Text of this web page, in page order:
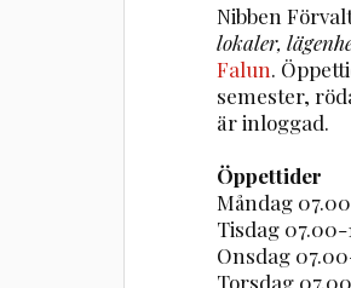
Nibben
lokaler,
Falun.
semester,
är inloggad.
Öppettider
Måndag
Tisdag 07.00-
Onsdag
Torsdag